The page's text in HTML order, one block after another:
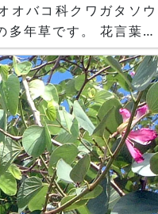
オバコ科クワガタソウ
多年草です。 花言葉は
にベロニカ・オックス
アマリリス ア
、学名：
）は、中南米原